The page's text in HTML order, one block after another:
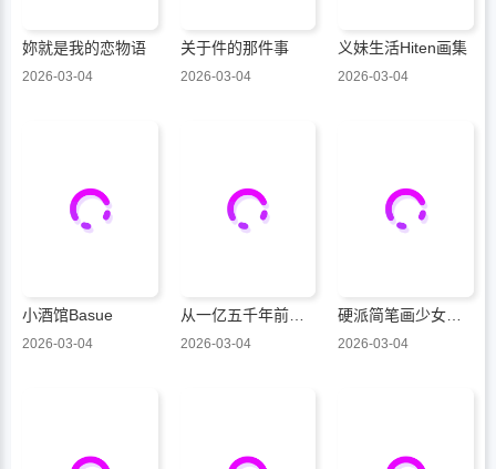
妳就是我的恋物语
2026-03-04
关于件的那件事
2026-03-04
义妹生活Hiten画集
2026-03-04
小酒馆Basue
2026-03-04
从一亿五千年前就爱着你
2026-03-04
硬派简笔画少女的杀手锏是黑与黄
2026-03-04